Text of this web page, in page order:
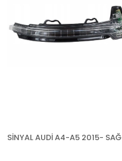
SİNYAL AUDİ A4-A5 2015- SAĞ